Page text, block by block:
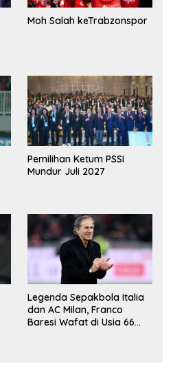
Moh Salah keTrabzonspor
Pemilihan Ketum PSSI
Mundur Juli 2027
Legenda Sepakbola Italia
dan AC Milan, Franco
Baresi Wafat di Usia 66